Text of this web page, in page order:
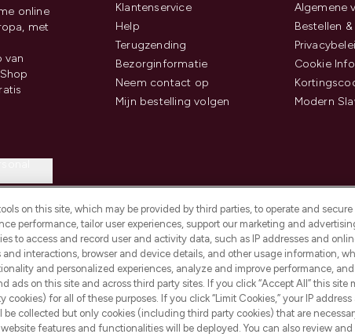
online
met
van
Klantenservice
Help
Terugzending
Bezorginformatie
Neem contact op
Mijn bestelling volgen
Algemene
Bestellen
Cookie
Modern
54 80538 Munich
on this site, which may be provided by third parties, to operate and secure
performance, tailor user experiences, support our marketing and
to access and record user and activity data, such as IP addresses and
and interactions, browser and device details, and other usage information,
and personalized experiences, analyze and improve performance,
ads on this site and across third party sites. If you click “Accept All” this site
for all of these purposes. If you click “Limit Cookies,” your IP address
collected but only cookies (including third party cookies) that are
features and functionalities will be deployed. You can also review